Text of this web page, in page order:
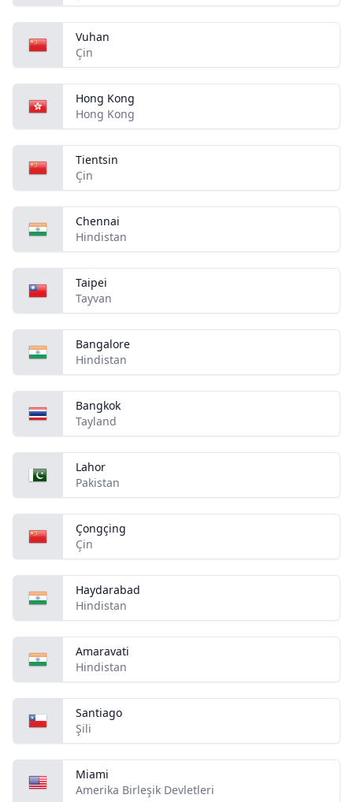
Vuhan
Çin
Hong Kong
Hong Kong
Tientsin
Çin
Chennai
Hindistan
Taipei
Tayvan
Bangalore
Hindistan
Bangkok
Tayland
Lahor
Pakistan
Çongçing
Çin
Haydarabad
Hindistan
Amaravati
Hindistan
Santiago
Şili
Miami
Amerika Birleşik Devletleri